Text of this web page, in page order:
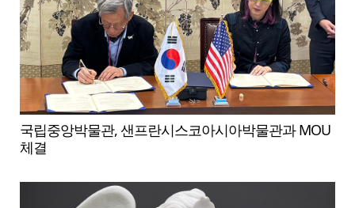
국립중앙박물관, 샌프란시스코아시아박물관과 MOU
체결